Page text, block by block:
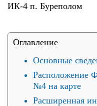
ИК-4 п. Буреполом
Оглавление
Основные
Расположение
№4 на карте
Расширенная